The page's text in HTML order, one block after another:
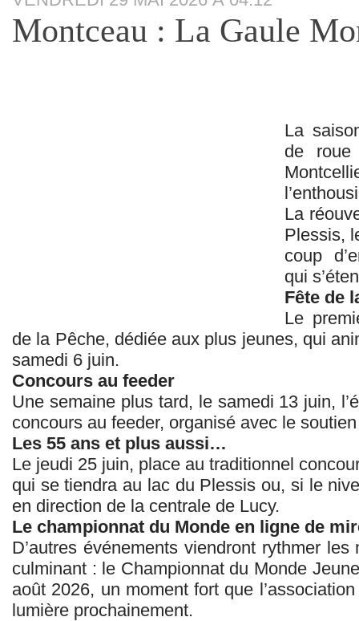
Montceau : La Gaule
La
de roue
La
Plessis,
coup
qui
Fête de
Le
de la Pêche, dédiée aux plus jeunes, qui
samedi 6 juin.
Concours au feeder
Une semaine plus tard, le samedi 13 juin,
concours au feeder, organisé avec le
Les 55 ans et plus aussi…
Le jeudi 25 juin, place au traditionnel
qui se tiendra au lac du Plessis ou, si le
en direction de la centrale de Lucy.
Le championnat du Monde en ligne de
D’autres événements viendront rythmer les
culminant : le Championnat du Monde
août 2026, un moment fort que
lumière prochainement.